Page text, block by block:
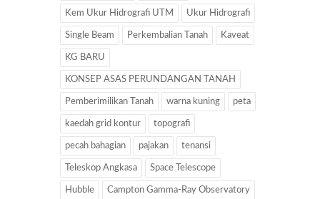
Kem Ukur Hidrografi UTM Ukur Hidrografi
Single Beam Perkembalian Tanah Kaveat
KG BARU
KONSEP ASAS PERUNDANGAN TANAH
Pemberimilikan Tanah warna kuning peta
kaedah grid kontur topografi
pecah bahagian pajakan tenansi
Teleskop Angkasa Space Telescope
Hubble Campton Gamma-Ray Observatory